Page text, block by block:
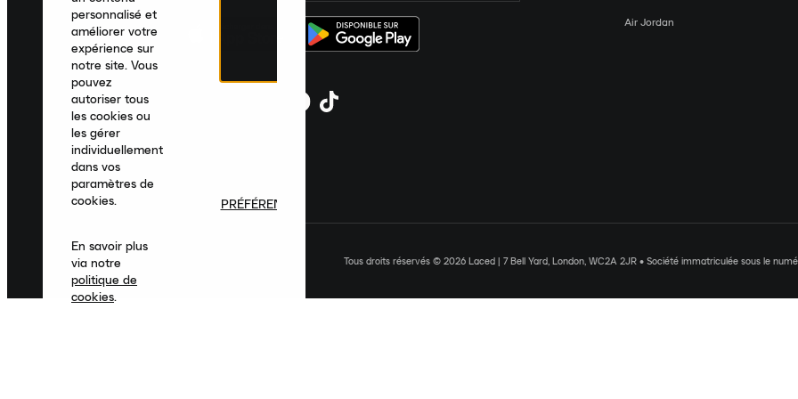
Air Jordan
Tous droits réservés © 2026 Laced | 7 Bell Yard, London, WC2A 2JR • Société immatriculée sous le
personnalisé et
améliorer votre
expérience sur
notre site. Vous
pouvez
autoriser tous
les cookies ou
les gérer
individuellement
dans vos
paramètres de
cookies.
En savoir plus
via notre
politique de
cookies.
PRÉFÉRENCES